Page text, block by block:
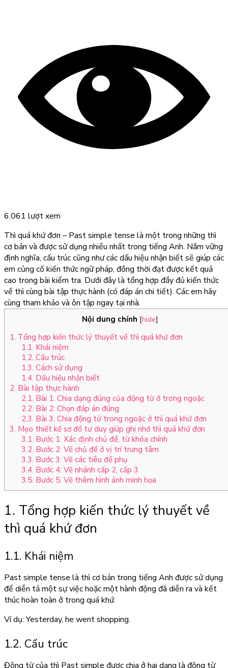
6.061 lượt xem
Thì quá khứ đơn – Past simple tense là một trong những thì
cơ bản và được sử dụng nhiều nhất trong tiếng Anh. Nắm vững
định nghĩa, cấu trúc cũng như các dấu hiệu nhận biết sẽ giúp các
em củng cố kiến thức ngữ pháp, đồng thời đạt được kết quả
cao trong bài kiểm tra. Dưới đây là tổng hợp đầy đủ kiến thức
về thì cùng bài tập thực hành (có đáp án chi tiết). Các em hãy
cùng tham khảo và ôn tập ngay tại nhà.
Nội dung chính [hide]
1. Tổng hợp kiến thức lý thuyết về thì quá khứ đơn
1.1. Khái niệm
1.2. Cấu trúc
1.3. Cách sử dụng
1.4. Dấu hiệu nhận biết
2. Bài tập thực hành
2.1. Bài 1: Chia dạng đúng của động từ ở trong ngoặc
2.2. Bài 2: Chọn đáp án đúng
2.3. Bài 3: Chia động từ trong ngoặc ở thì quá khứ đơn
3. Mẹo thiết kế sơ đồ tư duy giúp ghi nhớ thì quá khứ đơn
3.1. Bước 1: Xác định chủ đề, từ khóa chính
3.2. Bước 2: Vẽ chủ đề ở vị trí trung tâm
3.3. Bước 3: Vẽ các tiêu đề phụ
3.4. Bước 4: Vẽ nhánh cấp 2, cấp 3
3.5. Bước 5: Vẽ thêm hình ảnh minh họa
1. Tổng hợp kiến thức lý thuyết về
thì quá khứ đơn
1.1. Khái niệm
Past simple tense là thì cơ bản trong tiếng Anh được sử dụng
để diễn tả một sự việc hoặc một hành động đã diễn ra và kết
thúc hoàn toàn ở trong quá khứ.
Ví dụ: Yesterday, he went shopping.
1.2. Cấu trúc
Động từ của thì Past simple được chia ở hai dạng là động từ